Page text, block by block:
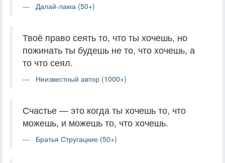
Далай-лама (50+)
Твоё право сеять то, что ты хочешь, но
пожинать ты будешь не то, что хочешь, а
то что сеял.
Неизвестный автор (1000+)
Счастье — это когда ты хочешь то, что
можешь, и можешь то, что хочешь.
Братья Стругацкие (50+)